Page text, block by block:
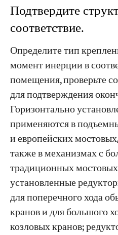
Подтвердите
соответствие.
Определите тип
момент инерции в
помещения, проверьте
для подтверждения
Горизонтально
применяются в
и европейских
также в механизмах с
традиционных
установленные
для поперечного хода
кранов и для большого
козловых кранов;